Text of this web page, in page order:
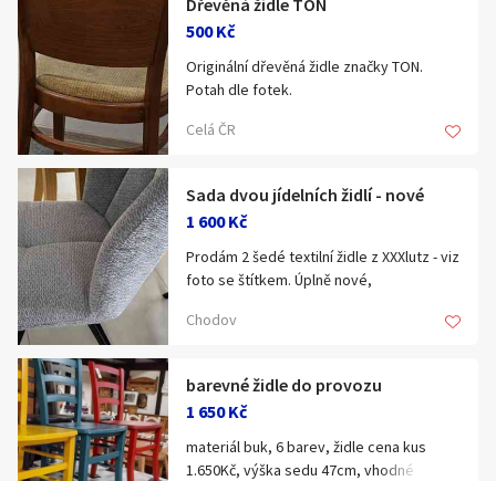
Dřevěná židle TON
500 Kč
Originální dřevěná židle značky TON.
Potah dle fotek.
Předání v Praze.
Kontakt pouze e-mailem.
Celá ČR
Sada dvou jídelních židlí - nové
1 600 Kč
Prodám 2 šedé textilní židle z XXXlutz - viz
foto se štítkem. Úplně nové,
Původní cena za obě židle: 4200,-
po Praze zajistím.
Chodov
barevné židle do provozu
1 650 Kč
materiál buk, 6 barev, židle cena kus
1.650Kč, výška sedu 47cm, vhodné do
Celá ČR
Hlavní město Praha
Jihočeský kraj
Jihomoravský kraj
Zobrazit všechny regiony
Stáří inzerátu
Neuvedeno
Lokalita:
Neuvedeno
Ráno Večer
E-mail
Souhlasím s personalizací nabídek, zasíláním
marketingových materiálů a upozornění.